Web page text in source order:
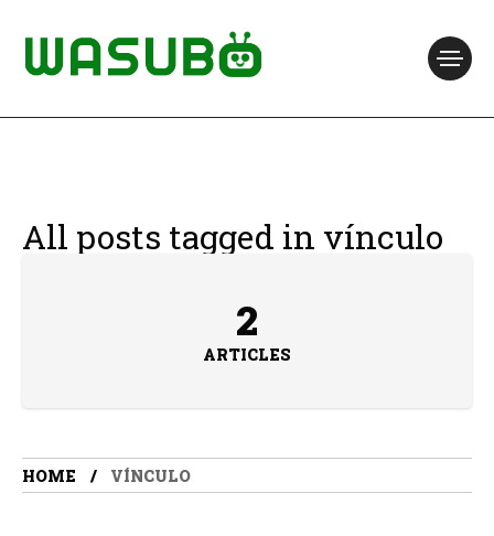
All posts tagged in vínculo
2
ARTICLES
HOME VÍNCULO